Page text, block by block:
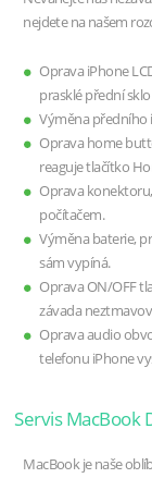
nejdete na našem
Oprava iPhone
prasklé přední
Výměna předního
Oprava home
reaguje tlačítko
Oprava
počítačem.
Výměna baterie,
sám vypíná.
Oprava ON/OFF
závada
Oprava audio
telefonu iPhone
Servis MacBook
MacBook je naše